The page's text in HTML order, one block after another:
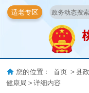
适老专区
您的位置： 首页 > 县
健康局 > 详细内容